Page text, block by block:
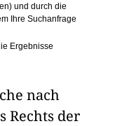
und durch die
Ihre Suchanfrage
Ergebnisse
nach
Rechts der